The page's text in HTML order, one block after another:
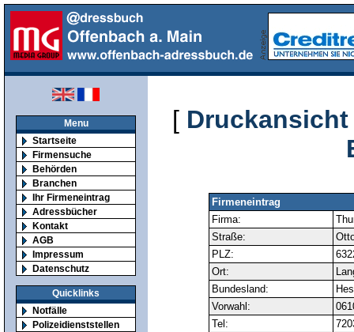
Menu
Startseite
Firmensuche
Behörden
Branchen
Ihr Firmeneintrag
Adressbücher
Kontakt
AGB
Impressum
Datenschutz
Quicklinks
Notfälle
Polizeidienststellen
[ Druckansicht
Firmeneintrag
Firma:
Straße:
PLZ:
Ort:
Bundesland:
Vorwahl:
Tel: